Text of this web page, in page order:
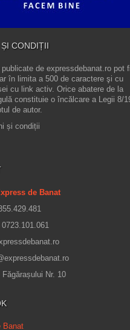
CONDIȚII
de expressdebanat.ro pot fi
în limita a 500 de caractere şi cu
cu link activ. Orice abatere de la
constituie o încălcare a Legii 8/
de autor.
și condiții
de Banat
Nr. 10
Banat